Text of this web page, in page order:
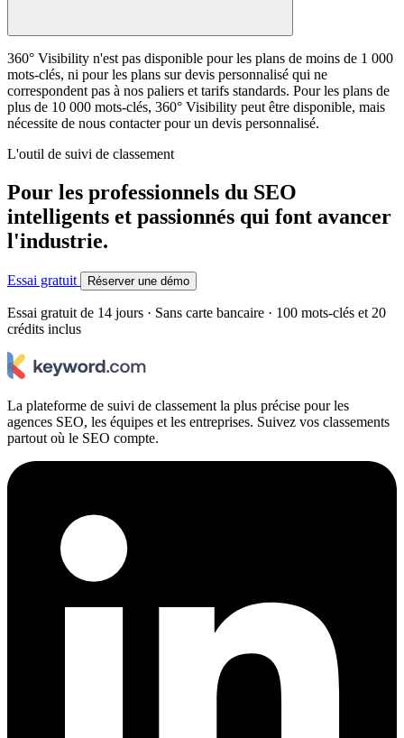
360° Visibility n'est pas disponible pour les plans de moins de 1 000
mots-clés, ni pour les plans sur devis personnalisé qui ne
correspondent pas à nos paliers et tarifs standards. Pour les plans de
plus de 10 000 mots-clés, 360° Visibility peut être disponible, mais
nécessite de nous contacter pour un devis personnalisé.
L'outil de suivi de classement
Pour les professionnels du SEO
intelligents et passionnés qui font avancer
l'industrie.
Essai gratuit Réserver une démo
Essai gratuit de 14 jours · Sans carte bancaire · 100 mots-clés et 20
crédits inclus
La plateforme de suivi de classement la plus précise pour les
agences SEO, les équipes et les entreprises. Suivez vos classements
partout où le SEO compte.